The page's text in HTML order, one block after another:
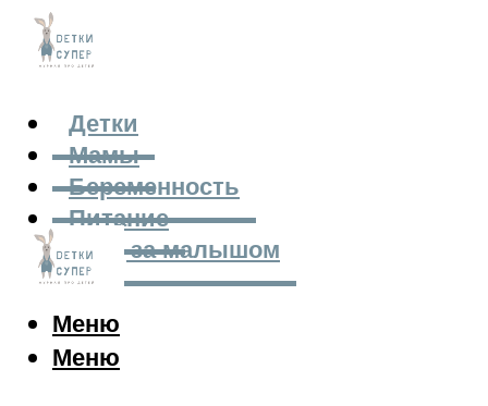
Детки
Мамы
Беременность
Питание
Уход за малышом
Меню
Меню